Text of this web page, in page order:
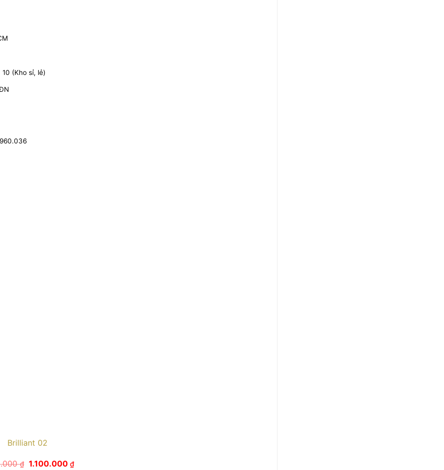
(Kho sỉ, lẻ)
Brilliant 02
₫ Giá
1.100.000₫Giá